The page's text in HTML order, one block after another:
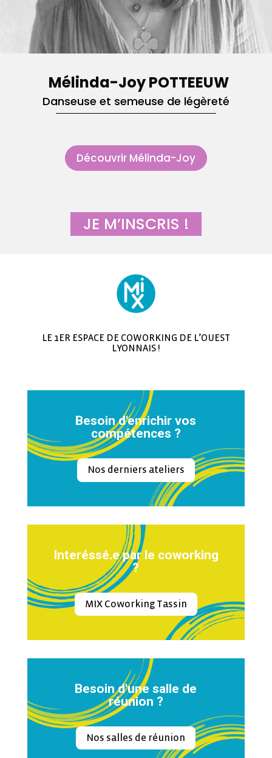
Mélinda-Joy POTTEEUW
Danseuse et semeuse de légèreté
Découvrir Mélinda-Joy
JE M’INSCRIS !
LE 1ER ESPACE DE COWORKING DE L’OUEST
LYONNAIS !
Besoin d'enrichir vos
compétences ?
Nos derniers ateliers
Interéssé.e par le coworking
?
MIX Coworking Tassin
Besoin d'une salle de
réunion ?
Nos salles de réunion